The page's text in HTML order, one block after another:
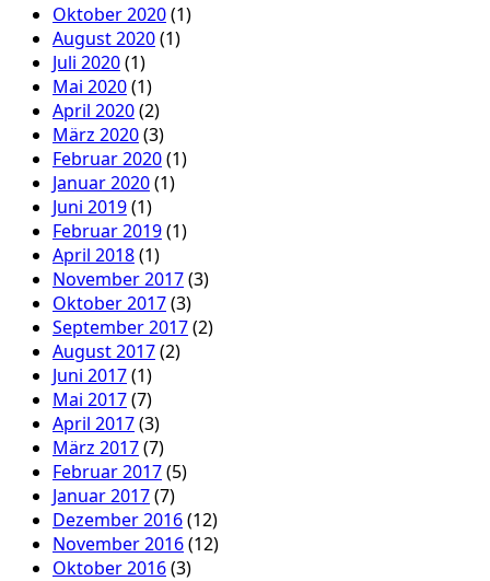
Oktober 2020(1)
August 2020(1)
Juli 2020(1)
Mai 2020(1)
April 2020(2)
März 2020(3)
Februar 2020(1)
Januar 2020(1)
Juni 2019(1)
Februar 2019(1)
April 2018(1)
November 2017(3)
Oktober 2017(3)
September 2017(2)
August 2017(2)
Juni 2017(1)
Mai 2017(7)
April 2017(3)
März 2017(7)
Februar 2017(5)
Januar 2017(7)
Dezember 2016(12)
November 2016(12)
Oktober 2016(3)